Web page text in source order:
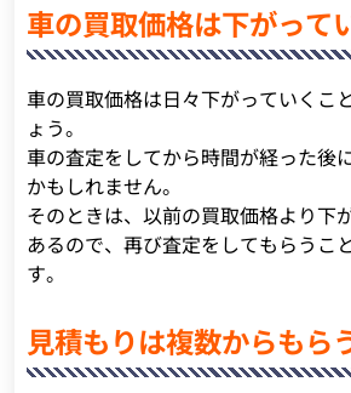
車の買取価格は下がって
車の買取価格は日々下がっていくこ
ょう。
車の査定をしてから時間が経った後
かもしれません。
そのときは、以前の買取価格より下
あるので、再び査定をしてもらうこ
す。
見積もりは複数からもら